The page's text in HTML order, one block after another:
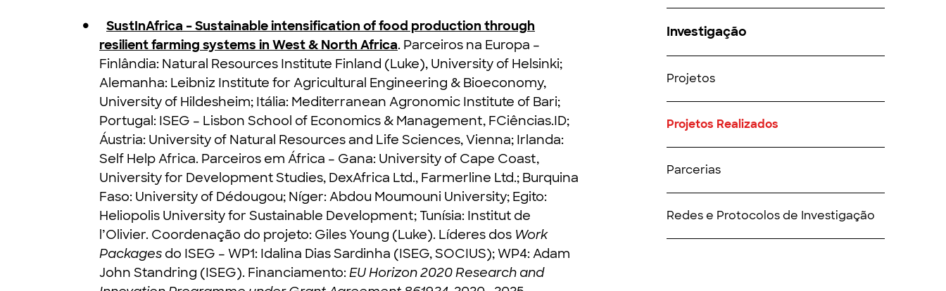
SustInAfrica – Sustainable intensification of food production through
resilient farming systems in West & North Africa. Parceiros na Europa –
Finlândia: Natural Resources Institute Finland (Luke), University of Helsinki;
Alemanha: Leibniz Institute for Agricultural Engineering & Bioeconomy,
University of Hildesheim; Itália: Mediterranean Agronomic Institute of Bari;
Portugal: ISEG – Lisbon School of Economics & Management, FCiências.ID;
Áustria: University of Natural Resources and Life Sciences, Vienna; Irlanda:
Self Help Africa. Parceiros em África – Gana: University of Cape Coast,
University for Development Studies, DexAfrica Ltd., Farmerline Ltd.; Burquina
Faso: University of Dédougou; Níger: Abdou Moumouni University; Egito:
Heliopolis University for Sustainable Development; Tunísia: Institut de
l’Olivier. Coordenação do projeto: Giles Young (Luke). Líderes dos Work
Packages do ISEG – WP1: Idalina Dias Sardinha (ISEG, SOCIUS); WP4: Adam
John Standring (ISEG). Financiamento: EU Horizon 2020 Research and
Investigação
Projetos
Projetos Realizados
Parcerias
Redes e Protocolos de Investigação